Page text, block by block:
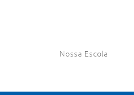
Nossa Escola